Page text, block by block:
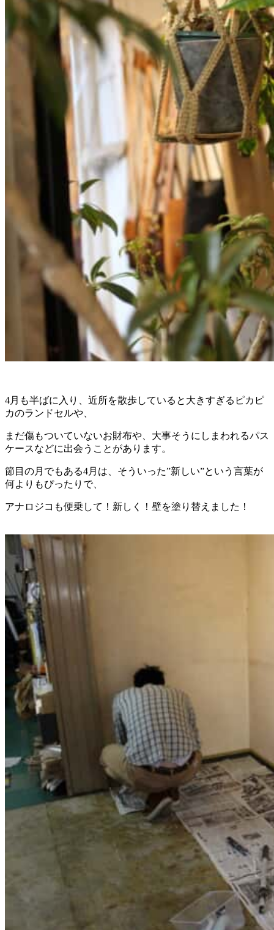
4月も半ばに入り、近所を散歩していると大きすぎるピカピ
カのランドセルや、
まだ傷もついていないお財布や、大事そうにしまわれるパス
ケースなどに出会うことがあります。
節目の月でもある4月は、そういった”新しい”という言葉が
何よりもぴったりで、
アナロジコも便乗して！新しく！壁を塗り替えました！